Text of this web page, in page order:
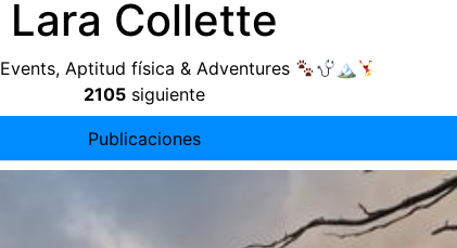
Lara Collette
Events, Aptitud física &Adventures
🏔
2105 siguiente
Publicaciones